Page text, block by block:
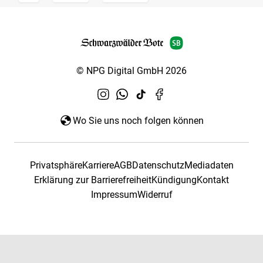
© NPG Digital GmbH 2026
Wo Sie uns noch folgen können
PrivatsphäreKarriereAGBDatenschutzMediadaten
Erklärung zur BarrierefreiheitKündigungKontakt
ImpressumWiderruf